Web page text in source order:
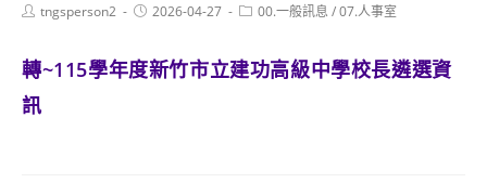
Posttngsperson2
Post2026-04-27
Post00.一般訊息 /07.人事室
轉~115學年度新竹市立建功高級中學校長遴選資
訊